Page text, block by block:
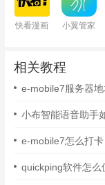
快看漫画 小翼管家
相关教程
e-mobile7服务器
e-mobile7怎么打
quickping软件怎么